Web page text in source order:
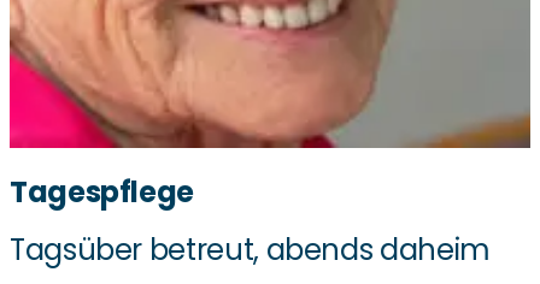
Tagespflege
Tagsüber betreut, abends daheim